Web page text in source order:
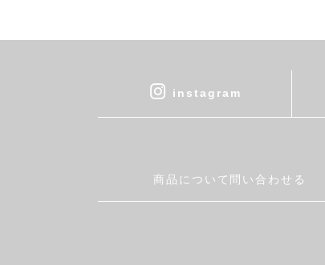
cohan
DEAN & DELUCA
Fatima Morocco
instagram
商品について問い合わせる